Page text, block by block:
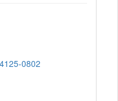
0802